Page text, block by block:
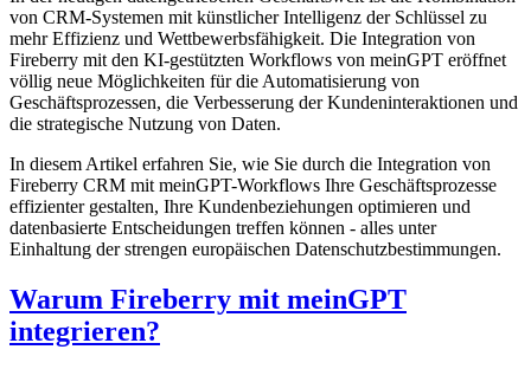
von CRM-Systemen mit künstlicher Intelligenz der Schlüssel zu
mehr Effizienz und Wettbewerbsfähigkeit. Die Integration von
Fireberry mit den KI-gestützten Workflows von meinGPT eröffnet
völlig neue Möglichkeiten für die Automatisierung von
Geschäftsprozessen, die Verbesserung der Kundeninteraktionen und
die strategische Nutzung von Daten.
In diesem Artikel erfahren Sie, wie Sie durch die Integration von
Fireberry CRM mit meinGPT-Workflows Ihre Geschäftsprozesse
effizienter gestalten, Ihre Kundenbeziehungen optimieren und
datenbasierte Entscheidungen treffen können - alles unter
Einhaltung der strengen europäischen Datenschutzbestimmungen.
Warum Fireberry mit meinGPT
integrieren?